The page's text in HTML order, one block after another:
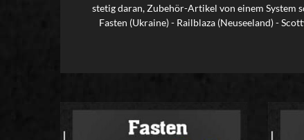
stetig daran, Zubehör-Artikel von einem System
Fasten (Ukraine) - Railblaza (Neuseeland) -